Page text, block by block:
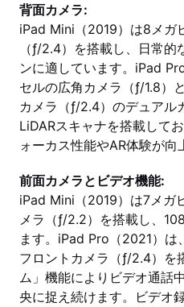
背面カメラ:
iPad Mini（2019）は8メガ
（ƒ/2.4）を搭載し、日常
ンに適しています。iPad
セルの広角カメラ（ƒ/1.8）
カメラ（ƒ/2.4）のデュアル
LiDARスキャナを搭載して
ォーカス性能やAR体験が向
前面カメラとビデオ機能:
iPad Mini（2019）は7メガ
メラ（ƒ/2.2）を搭載し、
ます。iPad Pro（2021）は
フロントカメラ（ƒ/2.4）を
ム」機能によりビデオ通話
央に捉え続けます。ビデオ